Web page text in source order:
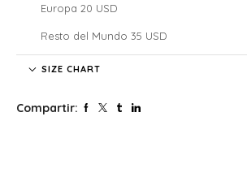
Europa 20 USD
Resto del Mundo 35 USD
Denali no se hace responsable por las
responsables por los costos y atrasos
SIZE CHART
Compartir: